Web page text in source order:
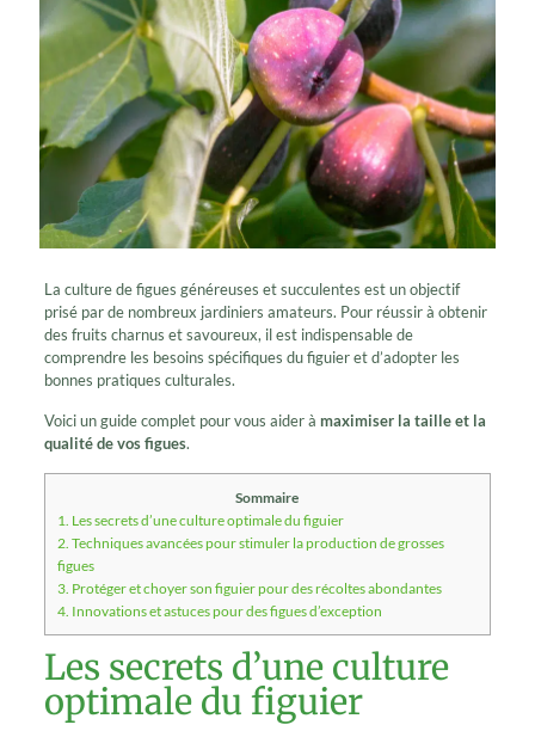
La culture de figues généreuses et succulentes est un objectif
prisé par de nombreux jardiniers amateurs. Pour réussir à obtenir
des fruits charnus et savoureux, il est indispensable de
comprendre les besoins spécifiques du figuier et d’adopter les
bonnes pratiques culturales.
Voici un guide complet pour vous aider à maximiser la taille et la
qualité de vos figues.
Sommaire
1. Les secrets d’une culture optimale du figuier
2. Techniques avancées pour stimuler la production de grosses
figues
3. Protéger et choyer son figuier pour des récoltes abondantes
4. Innovations et astuces pour des figues d’exception
Les secrets d’une culture
optimale du figuier